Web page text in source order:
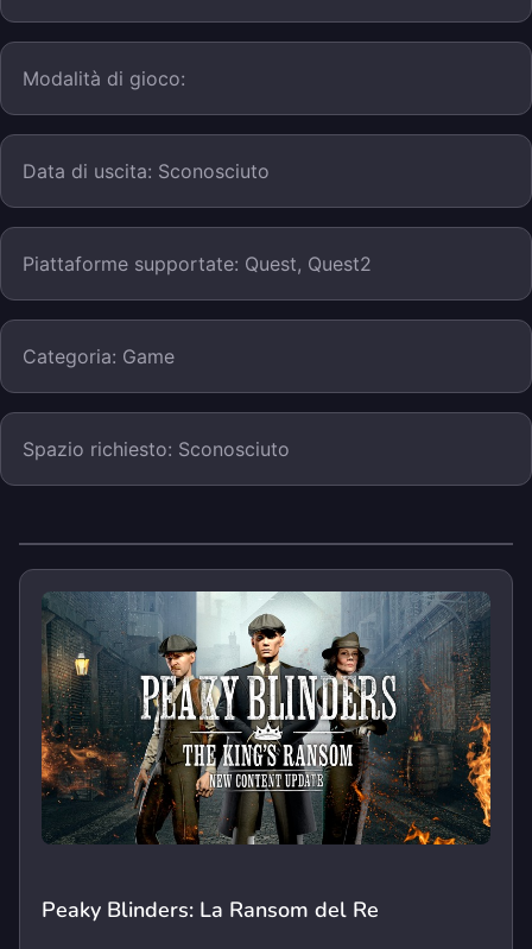
Modalità di gioco:
Data di uscita: Sconosciuto
Piattaforme supportate: Quest, Quest2
Categoria: Game
Spazio richiesto: Sconosciuto
Peaky Blinders: La Ransom del Re